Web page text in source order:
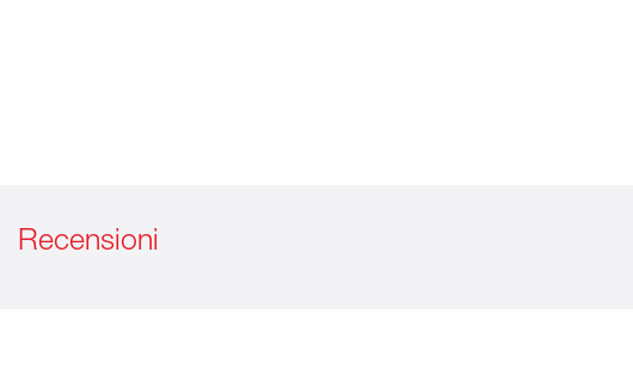
Recensioni